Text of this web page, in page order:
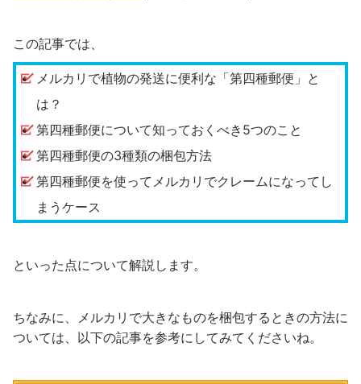
この記事では、
メルカリで植物の発送に便利な「第四種郵便」と
は？
第四種郵便について知っておくべき5つのこと
第四種郵便の3種類の梱包方法
第四種郵便を使ってメルカリでクレームになってし
まうケース
といった点について解説します。
ちなみに、メルカリで大きなものを梱包するときの方法に
ついては、以下の記事を参考にしてみてくださいね。